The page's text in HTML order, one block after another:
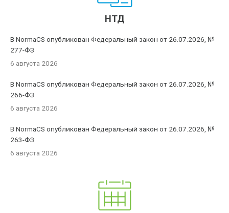
НТД
В NormaCS опубликован Федеральный закон от 26.07.2026, №
277-ФЗ
6 августа 2026
В NormaCS опубликован Федеральный закон от 26.07.2026, №
266-ФЗ
6 августа 2026
В NormaCS опубликован Федеральный закон от 26.07.2026, №
263-ФЗ
6 августа 2026